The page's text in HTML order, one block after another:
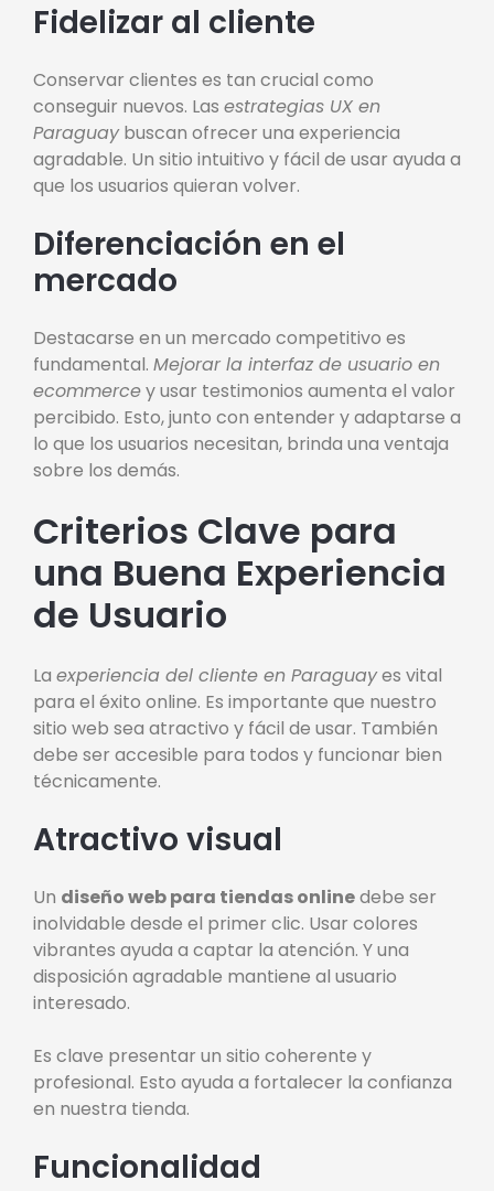
Fidelizar al cliente
Conservar clientes es tan crucial como
conseguir nuevos. Las estrategias UX en
Paraguaybuscan ofrecer una experiencia
agradable. Un sitio intuitivo y fácil de usar ayuda a
que los usuarios quieran volver.
Diferenciación en el
mercado
Destacarse en un mercado competitivo es
fundamental. Mejorar la interfaz de usuario en
ecommercey usar testimonios aumenta el valor
percibido. Esto, junto con entender y adaptarse a
lo que los usuarios necesitan, brinda una ventaja
sobre los demás.
Criterios Clave para
una Buena Experiencia
de Usuario
La experiencia del cliente en Paraguayes vital
para el éxito online. Es importante que nuestro
sitio web sea atractivo y fácil de usar. También
debe ser accesible para todos y funcionar bien
técnicamente.
Atractivo visual
Un diseño web para tiendas onlinedebe ser
inolvidable desde el primer clic. Usar colores
vibrantes ayuda a captar la atención. Y una
disposición agradable mantiene al usuario
interesado.
Es clave presentar un sitio coherente y
profesional. Esto ayuda a fortalecer la confianza
en nuestra tienda.
Funcionalidad